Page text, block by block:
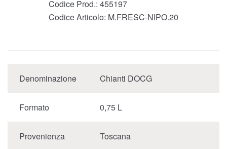
Codice Prod.: 455197
Codice Articolo: M.FRESC-NIPO.20
Denominazione Chianti DOCG
Formato 0,75 L
Provenienza Toscana